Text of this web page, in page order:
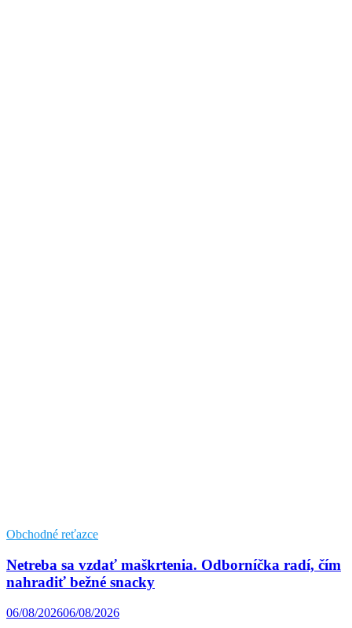
Obchodné reťazce
Netreba sa vzdať maškrtenia. Odborníčka radí, čím
nahradiť bežné snacky
06/08/202606/08/2026